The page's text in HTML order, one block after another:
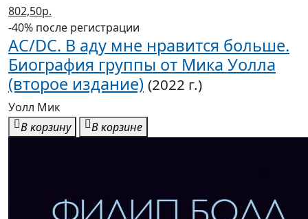
802,50р.
-40% после регистрации
AC/DC. В аду мне нравится больше.
Биография группы от Мика Уолла
(второе издание) (2022 г.)
Уолл Мик
В корзину
В корзине